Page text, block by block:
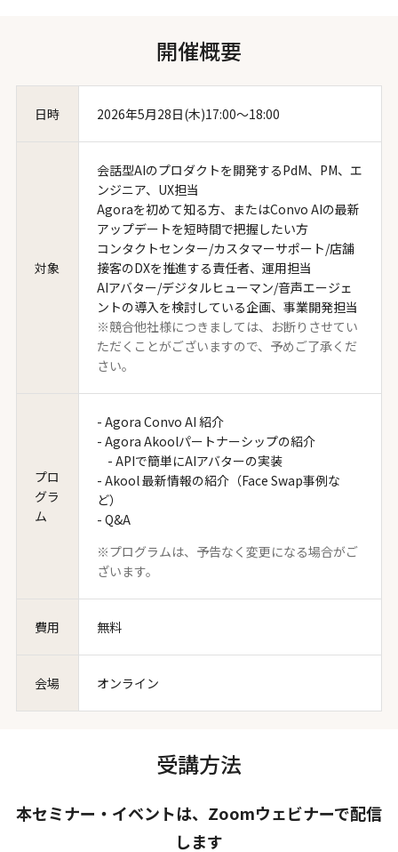
開催概要
日時 2026年5月28日(木)17:00〜18:00
対象
会話型AIのプロダクトを開発するPdM、PM、エ
ンジニア、UX担当
Agoraを初めて知る方、またはConvo AIの最新
アップデートを短時間で把握したい方
コンタクトセンター/カスタマーサポート/店舗
接客のDXを推進する責任者、運用担当
AIアバター/デジタルヒューマン/音声エージェ
ントの導入を検討している企画、事業開発担当
※競合他社様につきましては、お断りさせてい
ただくことがございますので、予めご了承くだ
さい。
プロ
グラ
ム
- Agora Convo AI 紹介
- Agora Akoolパートナーシップの紹介
- APIで簡単にAIアバターの実装
- Akool 最新情報の紹介（Face Swap事例な
ど）
- Q&A
※プログラムは、予告なく変更になる場合がご
ざいます。
費用 無料
会場 オンライン
受講方法
本セミナー・イベントは、Zoomウェビナーで配信
します